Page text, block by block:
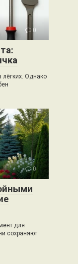
0
лёгких. Однако
0
для
сохраняют